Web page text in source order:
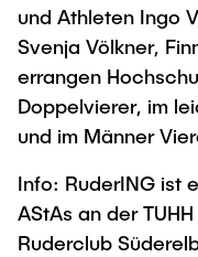
und Athleten Ingo
Svenja Völkner,
errangen
Doppelvierer, im
und im Männer
Info: RuderING ist
AStAs an der
Ruderclub